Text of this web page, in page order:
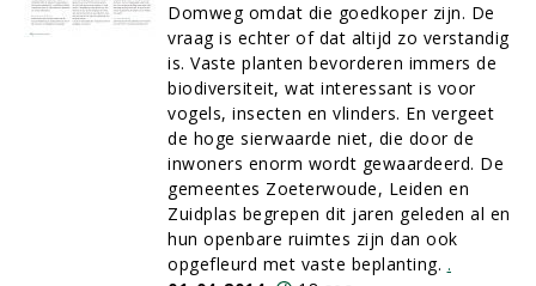
Domweg omdat die goedkoper zijn. De
vraag is echter of dat altijd zo verstandig
is. Vaste planten bevorderen immers de
biodiversiteit, wat interessant is voor
vogels, insecten en vlinders. En vergeet
de hoge sierwaarde niet, die door de
inwoners enorm wordt gewaardeerd. De
gemeentes Zoeterwoude, Leiden en
Zuidplas begrepen dit jaren geleden al en
hun openbare ruimtes zijn dan ook
opgefleurd met vaste beplanting. .